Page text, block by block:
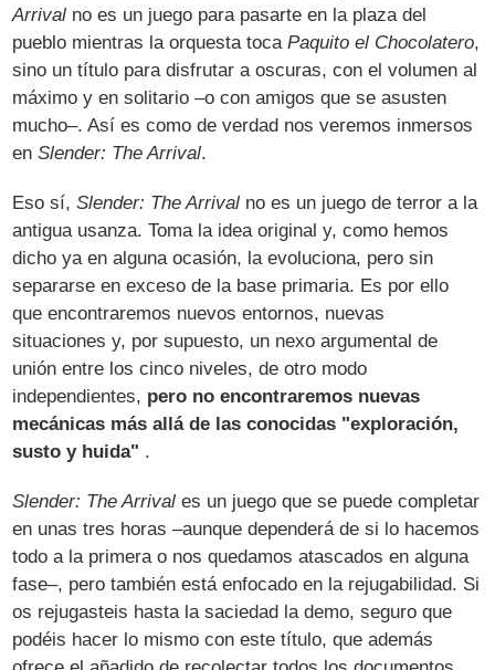
Arrival no es un juego para pasarte en la plaza del
pueblo mientras la orquesta tocaPaquito el Chocolatero,
sino un título para disfrutar a oscuras, con el volumen al
máximo y en solitario –o con amigos que se asusten
mucho–. Así es como de verdad nos veremos inmersos
enSlender: The Arrival.
Eso sí,Slender: The Arrival no es un juego de terror a la
antigua usanza. Toma la idea original y, como hemos
dicho ya en alguna ocasión, la evoluciona, pero sin
separarse en exceso de la base primaria. Es por ello
que encontraremos nuevos entornos, nuevas
situaciones y, por supuesto, un nexo argumental de
unión entre los cinco niveles, de otro modo
independientes, pero no encontraremos nuevas
mecánicas más allá de las conocidas "exploración,
susto y huida" .
Slender: The Arrival es un juego que se puede completar
en unas tres horas –aunque dependerá de si lo hacemos
todo a la primera o nos quedamos atascados en alguna
fase–, pero también está enfocado en la rejugabilidad. Si
os rejugasteis hasta la saciedad la demo, seguro que
podéis hacer lo mismo con este título, que además